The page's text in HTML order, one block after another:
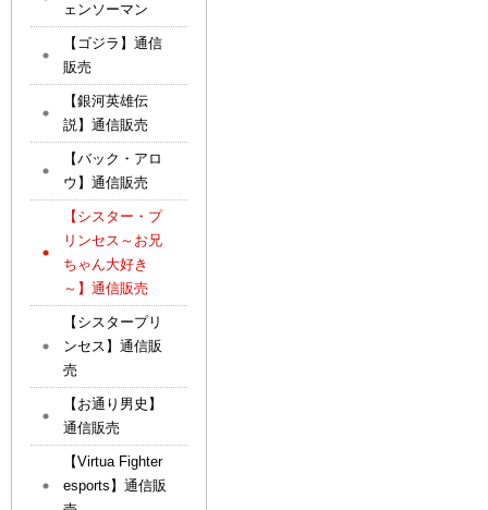
ェンソーマン
【ゴジラ】通信
販売
【銀河英雄伝
説】通信販売
【バック・アロ
ウ】通信販売
【シスター・プ
リンセス～お兄
ちゃん大好き
～】通信販売
【シスタープリ
ンセス】通信販
売
【お通り男史】
通信販売
【Virtua Fighter
esports】通信販